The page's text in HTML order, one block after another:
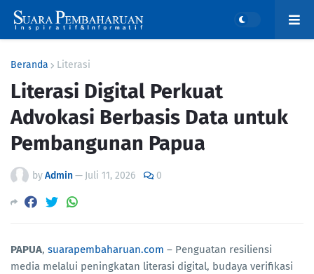
Beranda Literasi
Literasi Digital Perkuat
Advokasi Berbasis Data untuk
Pembangunan Papua
byAdmin— Juli 11, 2026 0
PAPUA, suarapembaharuan.com – Penguatan resiliensi
media melalui peningkatan literasi digital, budaya verifikasi